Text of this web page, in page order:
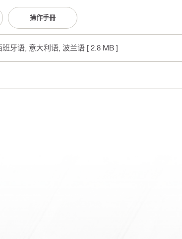
操作手冊
班牙语, 意大利语, 波兰语 [ 2.8 MB ]